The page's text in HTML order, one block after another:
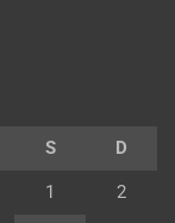
S D
1 2